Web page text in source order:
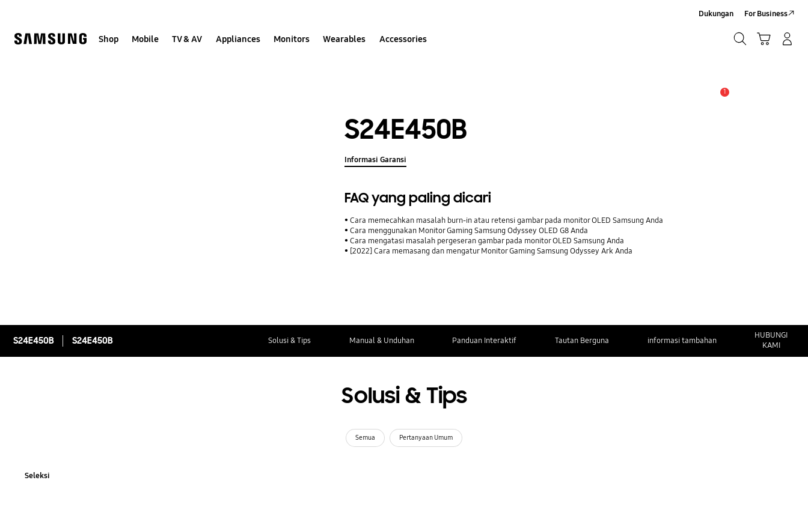
Shop Mobile TV & AV Appliances Monitors Wearables Accessories
Dukungan For Business
1
S24E450B
Informasi Garansi
FAQ yang paling dicari
Cara memecahkan masalah burn-in atau retensi gambar pada monitor OLED Samsung Anda
Cara menggunakan Monitor Gaming Samsung Odyssey OLED G8 Anda
Cara mengatasi masalah pergeseran gambar pada monitor OLED Samsung Anda
[2022] Cara memasang dan mengatur Monitor Gaming Samsung Odyssey Ark Anda
S24E450B S24E450B Solusi & Tips Manual & Unduhan Panduan Interaktif Tautan Berguna informasi tambahan
HUBUNGI
KAMI
Solusi & Tips
Semua Pertanyaan Umum
Seleksi